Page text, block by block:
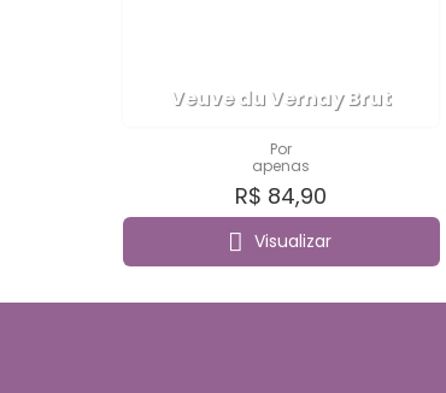
Veuve du Vernay Brut
Por
apenas
R$ 84,90
Visualizar